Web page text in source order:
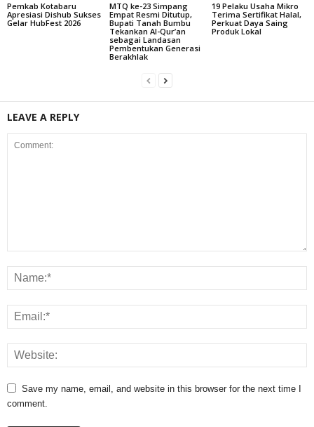
Pemkab Kotabaru
Apresiasi Dishub Sukses
Gelar HubFest 2026
MTQ ke-23 Simpang
Empat Resmi Ditutup,
Bupati Tanah Bumbu
Tekankan Al-Qur’an
sebagai Landasan
Pembentukan Generasi
Berakhlak
19 Pelaku Usaha Mikro
Terima Sertifikat Halal,
Perkuat Daya Saing
Produk Lokal
LEAVE A REPLY
Save my name, email, and website in this browser for the next time I
comment.